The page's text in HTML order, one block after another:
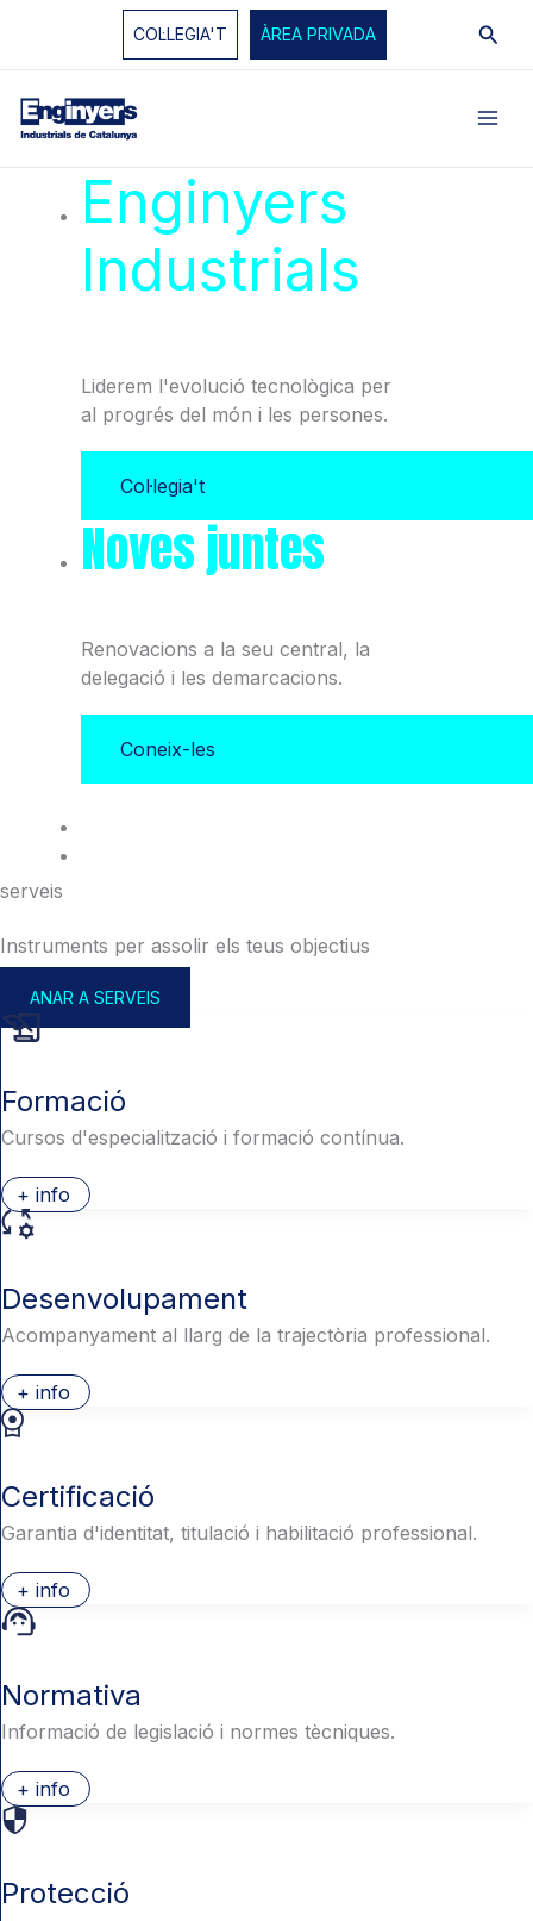
COL·LEGIA'T ÀREA PRIVADA
Enginyers
Industrials
Liderem l'evolució tecnològica per
al progrés del món i les persones.
Col·legia't
Noves juntes
Renovacions a la seu central, la
delegació i les demarcacions.
Coneix-les
serveis
Instruments per assolir els teus objectius
ANAR A SERVEIS
Formació
Cursos d'especialització i formació contínua.
+ info
Desenvolupament
Acompanyament al llarg de la trajectòria professional.
+ info
Certificació
Garantia d'identitat, titulació i habilitació professional.
+ info
Normativa
Informació de legislació i normes tècniques.
+ info
Protecció